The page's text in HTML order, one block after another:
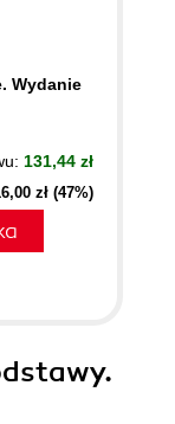
Wydanie
131,44 zł
zł (47%)